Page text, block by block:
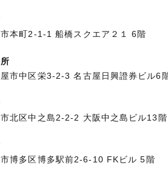
本町2-1-1 船橋スクエア２１ 6階
市中区栄3-2-3 名古屋日興證券ビル6
北区中之島2-2-2 大阪中之島ビル13階
博多区博多駅前2-6-10 FKビル 5階